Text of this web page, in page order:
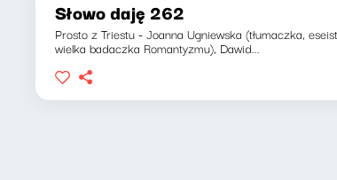
Słowo daję 262
Prosto z Triestu - Joanna Ugniewska (tłumaczka,
wielka badaczka Romantyzmu), Dawid...